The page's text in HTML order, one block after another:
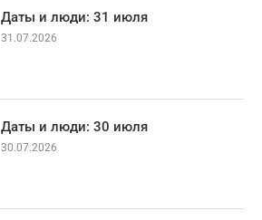
Даты и люди: 31 июля
31.07.2026
Даты и люди: 30 июля
30.07.2026